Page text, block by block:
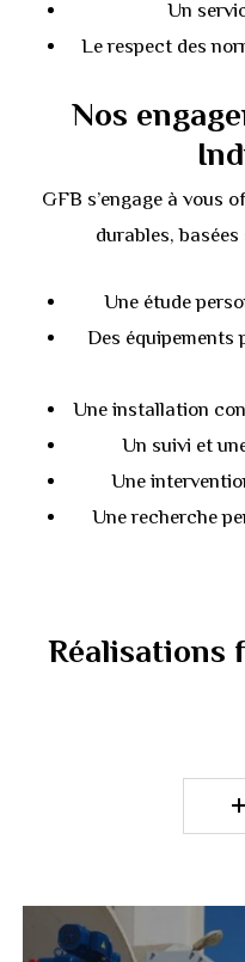
Un
Le respect des
Nos
GFB s’engage à vous
durables,
Une étude
Des équipements
Une installation
Un suivi et
Une
Une recherche
Réalisations